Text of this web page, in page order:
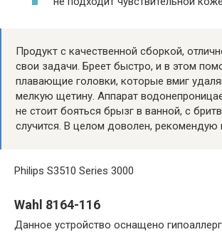
Продукт с качественной сборкой,
свои задачи. Бреет быстро, и в этом
плавающие головки, которые вмиг
мелкую щетину. Аппарат
не стоит бояться брызг в ванной, с
случится. В целом доволен, рекомендую
Philips S3510 Series 3000
Wahl 8164-116
Данное устройство оснащено